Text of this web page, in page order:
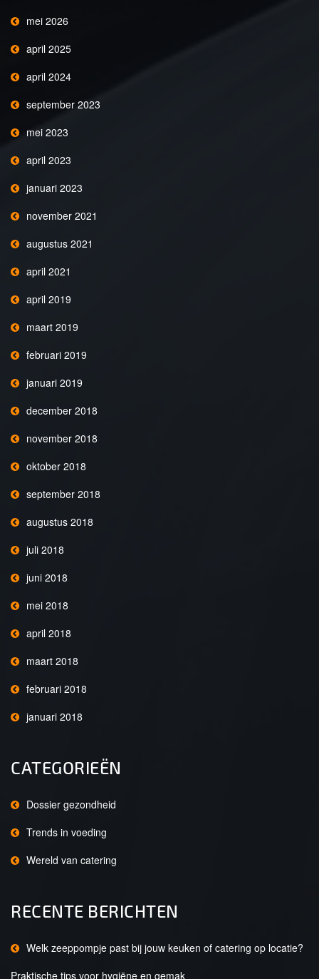
mei 2026
april 2025
april 2024
september 2023
mei 2023
april 2023
januari 2023
november 2021
augustus 2021
april 2021
april 2019
maart 2019
februari 2019
januari 2019
december 2018
november 2018
oktober 2018
september 2018
augustus 2018
juli 2018
juni 2018
mei 2018
april 2018
maart 2018
februari 2018
januari 2018
CATEGORIEËN
Dossier gezondheid
Trends in voeding
Wereld van catering
RECENTE BERICHTEN
Welk zeeppompje past bij jouw keuken of catering op locatie?
Praktische tips voor hygiëne en gemak